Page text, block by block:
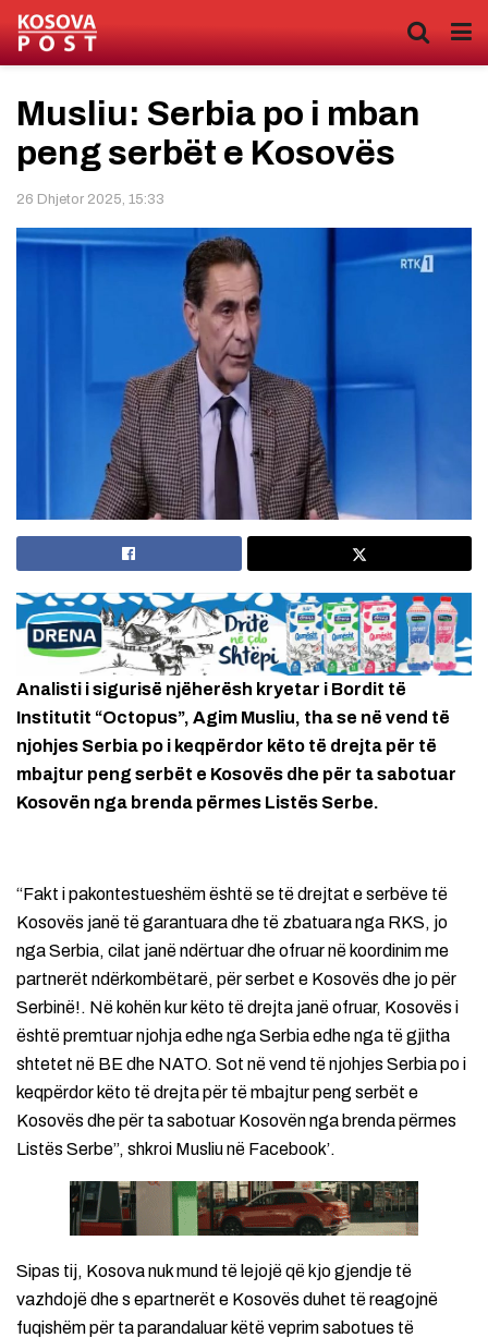
Musliu: Serbia po i mban
peng serbët e Kosovës
26 Dhjetor 2025, 15:33
Analisti i sigurisë njëherësh kryetar i Bordit të
Institutit “Octopus”, Agim Musliu, tha se në vend të
njohjes Serbia po i keqpërdor këto të drejta për të
mbajtur peng serbët e Kosovës dhe për ta sabotuar
Kosovën nga brenda përmes Listës Serbe.
“Fakt i pakontestueshëm është se të drejtat e serbëve të
Kosovës janë të garantuara dhe të zbatuara nga RKS, jo
nga Serbia, cilat janë ndërtuar dhe ofruar në koordinim me
partnerët ndërkombëtarë, për serbet e Kosovës dhe jo për
Serbinë!. Në kohën kur këto të drejta janë ofruar, Kosovës i
është premtuar njohja edhe nga Serbia edhe nga të gjitha
shtetet në BE dhe NATO. Sot në vend të njohjes Serbia po i
keqpërdor këto të drejta për të mbajtur peng serbët e
Kosovës dhe për ta sabotuar Kosovën nga brenda përmes
Listës Serbe”, shkroi Musliu në Facebook’.
Sipas tij, Kosova nuk mund të lejojë që kjo gjendje të
vazhdojë dhe s epartnerët e Kosovës duhet të reagojnë
fuqishëm për ta parandaluar këtë veprim sabotues të